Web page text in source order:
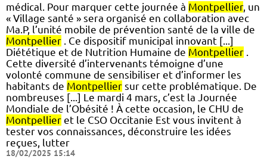
médical. Pour marquer cette journée à Montpellier, un
« Village santé » sera organisé en collaboration avec
Ma.P, l’unité mobile de prévention santé de la ville de
Montpellier . Ce dispositif municipal innovant [...]
Diététique et de Nutrition Humaine de Montpellier
Cette diversité d’intervenants témoigne d’une
volonté commune de sensibiliser et d’informer les
habitants de Montpellier sur cette problématique. De
nombreuses [...] Le mardi 4 mars, c’est la Journée
Mondiale de l’Obésité ! À cette occasion, le CHU de
Montpellier et le CSO Occitanie Est vous invitent à
tester vos connaissances, déconstruire les idées
reçues, lutter
18/02/2025 15:14